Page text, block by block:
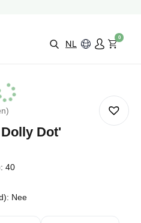
& locatie NL
0
Dot'
40
Nee